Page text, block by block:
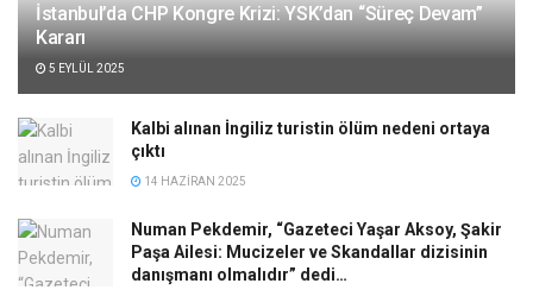
İstanbul’da CHP Kongre Krizi: YSK’dan “Süreç Devam”
Kararı
5 EYLÜL 2025
Kalbi alınan İngiliz turistin ölüm nedeni ortaya
çıktı
14 HAZIRAN 2025
Numan Pekdemir, “Gazeteci Yaşar Aksoy, Şakir
Paşa Ailesi: Mucizeler ve Skandallar dizisinin
danışmanı olmalıdır” dedi…